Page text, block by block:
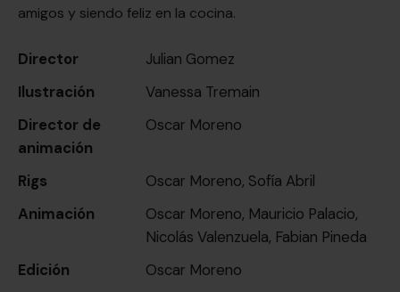
amigos y siendo feliz en la cocina.
Director
Julian Gomez
Ilustración
Vanessa Tremain
Director de
animación
Oscar Moreno
Rigs
Oscar Moreno, Sofía Abril
Animación
Oscar Moreno, Mauricio Palacio,
Nicolás Valenzuela, Fabian Pineda
Edición
Oscar Moreno